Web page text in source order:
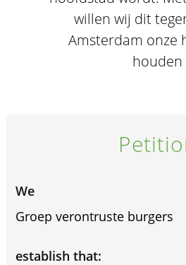
willen wij dit
Amsterdam onze
houden
We
Groep verontruste burgers
establish that: